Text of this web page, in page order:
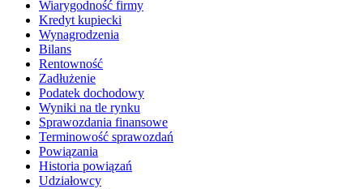
Wiarygodność firmy
Kredyt kupiecki
Wynagrodzenia
Bilans
Rentowność
Zadłużenie
Podatek dochodowy
Wyniki na tle rynku
Sprawozdania finansowe
Terminowość sprawozdań
Powiązania
Historia powiązań
Udziałowcy